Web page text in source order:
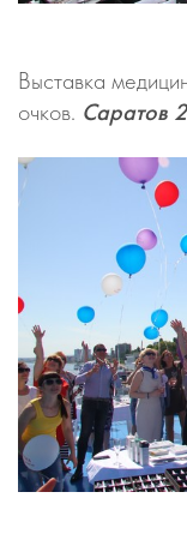
Выставка
очков. Саратов